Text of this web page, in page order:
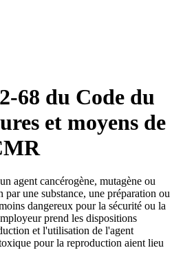
68 du Code du
et moyens de
agent cancérogène, mutagène ou
une substance, une préparation ou
dangereux pour la sécurité ou la
prend les dispositions
et l'utilisation de l'agent
pour la reproduction aient lieu